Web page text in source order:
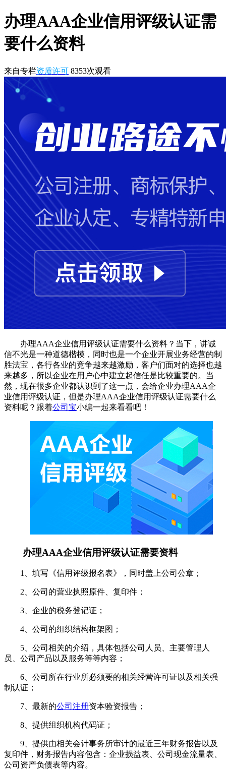
办理AAA企业信用评级认证需
要什么资料
来自专栏资质许可 8353次观看
办理AAA企业信用评级认证需要什么资料？当下，讲诚
信不光是一种道德楷模，同时也是一个企业开展业务经营的制
胜法宝，各行各业的竞争越来越激励，客户们面对的选择也越
来越多，所以企业在用户心中建立起信任是比较重要的。当
然，现在很多企业都认识到了这一点，会给企业办理AAA企
业信用评级认证，但是办理AAA企业信用评级认证需要什么
资料呢？跟着公司宝小编一起来看看吧！
办理AAA企业信用评级认证需要资料
1、填写《信用评级报名表》，同时盖上公司公章；
2、公司的营业执照原件、复印件；
3、企业的税务登记证；
4、公司的组织结构框架图；
5、公司相关的介绍，具体包括公司人员、主要管理人
员、公司产品以及服务等等内容；
6、公司所在行业所必须要的相关经营许可证以及相关强
制认证；
7、最新的公司注册资本验资报告；
8、提供组织机构代码证；
9、提供由相关会计事务所审计的最近三年财务报告以及
复印件，财务报告内容包含：企业损益表、公司现金流量表、
公司资产负债表等内容。